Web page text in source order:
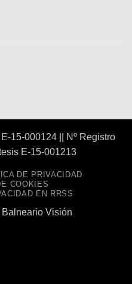
15-000124 || Nº Registro
E-15-001213
DE PRIVACIDAD
COOKIES
EN RRSS
Balneario Visión